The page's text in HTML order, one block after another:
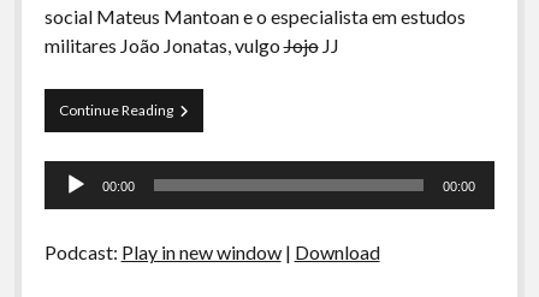
social Mateus Mantoan e o especialista em estudos
militares João Jonatas, vulgoJojoJJ
Continue ReadingArquivos
CDR
Global
do
Tocador
00:00 00:00
Podcast: Play in new window| Download